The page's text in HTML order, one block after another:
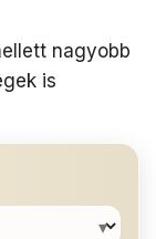
nagyobb
is
▾